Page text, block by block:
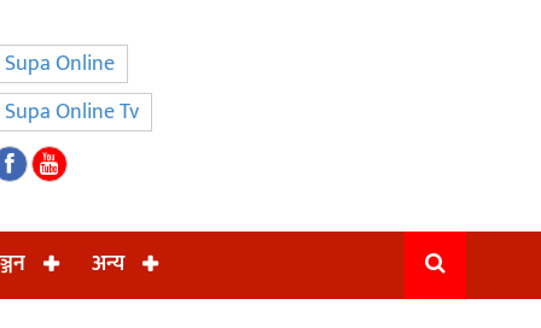
Supa Online
Supa Online Tv
अन्य